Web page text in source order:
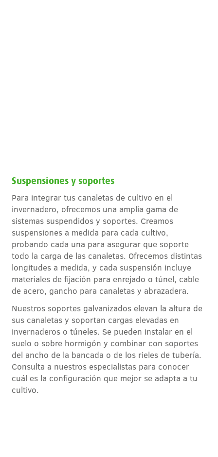
Suspensiones y soportes
Para integrar tus canaletas de cultivo en el
invernadero, ofrecemos una amplia gama de
sistemas suspendidos y soportes. Creamos
suspensiones a medida para cada cultivo,
probando cada una para asegurar que soporte
todo la carga de las canaletas. Ofrecemos distintas
longitudes a medida, y cada suspensión incluye
materiales de fijación para enrejado o túnel, cable
de acero, gancho para canaletas y abrazadera.
Nuestros soportes galvanizados elevan la altura de
sus canaletas y soportan cargas elevadas en
invernaderos o túneles. Se pueden instalar en el
suelo o sobre hormigón y combinar con soportes
del ancho de la bancada o de los rieles de tubería.
Consulta a nuestros especialistas para conocer
cuál es la configuración que mejor se adapta a tu
cultivo.